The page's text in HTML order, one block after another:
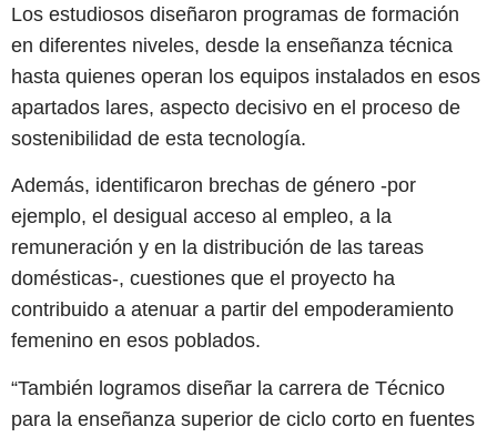
Los estudiosos diseñaron programas de formación
en diferentes niveles, desde la enseñanza técnica
hasta quienes operan los equipos instalados en esos
apartados lares, aspecto decisivo en el proceso de
sostenibilidad de esta tecnología.
Además, identificaron brechas de género -por
ejemplo, el desigual acceso al empleo, a la
remuneración y en la distribución de las tareas
domésticas-, cuestiones que el proyecto ha
contribuido a atenuar a partir del empoderamiento
femenino en esos poblados.
“También logramos diseñar la carrera de Técnico
para la enseñanza superior de ciclo corto en fuentes